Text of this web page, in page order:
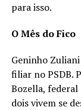
para isso.
O Mês do Fico
Geninho
filiar no PSDB.
Bozella, federal
dois vivem se